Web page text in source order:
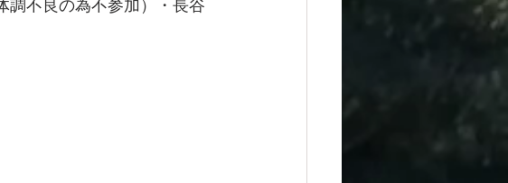
調不良の為不参加）・長谷